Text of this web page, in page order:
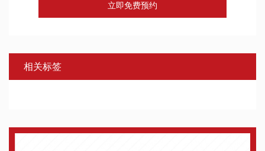
立即免费预约
相关标签